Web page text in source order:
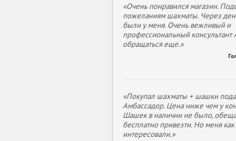
«Очень понравился магазин.
пожеланиям шахматы. Через
были у меня. Очень вежливый и
профессиональный консультант
обращаться еще.»
«Покупал шахматы + шашки
Амбассадор. Цена ниже чем у
Шашек в наличии не было,
бесплатно привезти. Но меня
интересовали.»